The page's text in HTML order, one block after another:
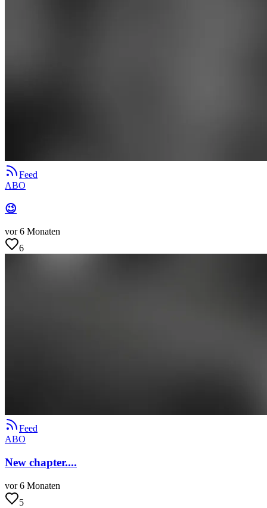
Feed
ABO
😉
vor 6 Monaten
6
Feed
ABO
New chapter....
vor 6 Monaten
5